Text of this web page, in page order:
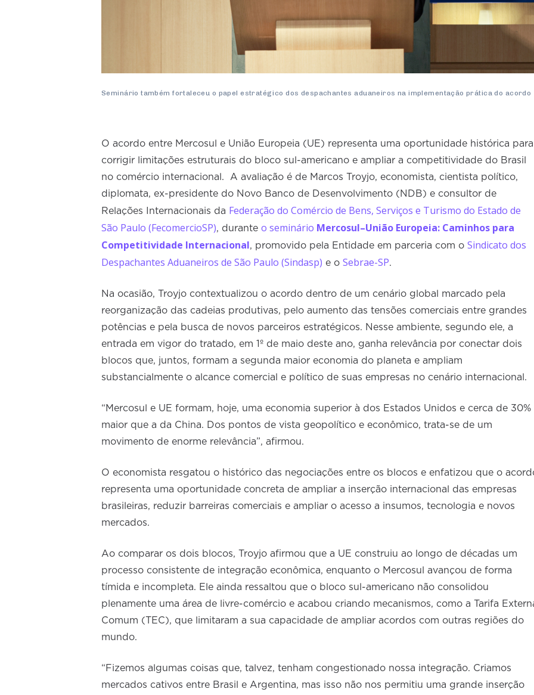
Seminário também fortaleceu o papel estratégico dos despachantes aduaneiros na implementação prática do acordo
O acordo entre Mercosul e União Europeia (UE) representa uma oportunidade histórica para
corrigir limitações estruturais do bloco sul-americano e ampliar a competitividade do Brasil
no comércio internacional. A avaliação é de Marcos Troyjo, economista, cientista político,
diplomata, ex-presidente do Novo Banco de Desenvolvimento (NDB) e consultor de
Relações Internacionais da Federação do Comércio de Bens, Serviços e Turismo do Estado de
São Paulo (FecomercioSP), durante o seminário Mercosul–União Europeia: Caminhos para
Competitividade Internacional, promovido pela Entidade em parceria com o Sindicato dos
Despachantes Aduaneiros de São Paulo (Sindasp) e o Sebrae-SP.
Na ocasião, Troyjo contextualizou o acordo dentro de um cenário global marcado pela
reorganização das cadeias produtivas, pelo aumento das tensões comerciais entre grandes
potências e pela busca de novos parceiros estratégicos. Nesse ambiente, segundo ele, a
entrada em vigor do tratado, em 1º de maio deste ano, ganha relevância por conectar dois
blocos que, juntos, formam a segunda maior economia do planeta e ampliam
substancialmente o alcance comercial e político de suas empresas no cenário internacional.
“Mercosul e UE formam, hoje, uma economia superior à dos Estados Unidos e cerca de 30%
maior que a da China. Dos pontos de vista geopolítico e econômico, trata-se de um
movimento de enorme relevância”, afirmou.
O economista resgatou o histórico das negociações entre os blocos e enfatizou que o
representa uma oportunidade concreta de ampliar a inserção internacional das empresas
brasileiras, reduzir barreiras comerciais e ampliar o acesso a insumos, tecnologia e novos
mercados.
Ao comparar os dois blocos, Troyjo afirmou que a UE construiu ao longo de décadas um
processo consistente de integração econômica, enquanto o Mercosul avançou de forma
tímida e incompleta. Ele ainda ressaltou que o bloco sul-americano não consolidou
plenamente uma área de livre-comércio e acabou criando mecanismos, como a Tarifa
Comum (TEC), que limitaram a sua capacidade de ampliar acordos com outras regiões do
mundo.
“Fizemos algumas coisas que, talvez, tenham congestionado nossa integração. Criamos
mercados cativos entre Brasil e Argentina, mas isso não nos permitiu uma grande inserção